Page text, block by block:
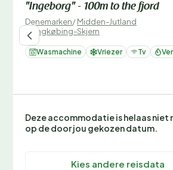
"Ingeborg" - 100m to the fjord
Denemarken/Midden-Jutland
/Ringkøbing-Skjern
Wasmachine Vriezer Tv
Deze accommodatie is helaas niet
op de door jou gekozen datum.
Kies andere reisdata